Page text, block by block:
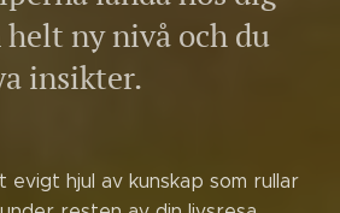
helt ny nivå och du
insikter.
hjul av kunskap som rullar